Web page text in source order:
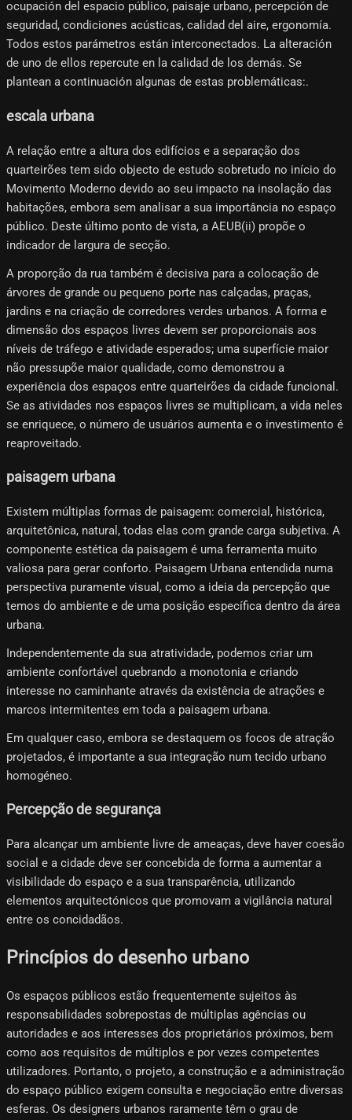
ocupación del espacio público, paisaje urbano, percepción de
seguridad, condiciones acústicas, calidad del aire, ergonomía.
Todos estos parámetros están interconectados. La alteración
de uno de ellos repercute en la calidad de los demás. Se
plantean a continuación algunas de estas problemáticas:.
escala urbana
A relação entre a altura dos edifícios e a separação dos
quarteirões tem sido objecto de estudo sobretudo no início do
Movimento Moderno devido ao seu impacto na insolação das
habitações, embora sem analisar a sua importância no espaço
público. Deste último ponto de vista, a AEUB(ii) propõe o
indicador de largura de secção.
A proporção da rua também é decisiva para a colocação de
árvores de grande ou pequeno porte nas calçadas, praças,
jardins e na criação de corredores verdes urbanos. A forma e
dimensão dos espaços livres devem ser proporcionais aos
níveis de tráfego e atividade esperados; uma superfície maior
não pressupõe maior qualidade, como demonstrou a
experiência dos espaços entre quarteirões da cidade funcional.
Se as atividades nos espaços livres se multiplicam, a vida neles
se enriquece, o número de usuários aumenta e o investimento é
reaproveitado.
paisagem urbana
Existem múltiplas formas de paisagem: comercial, histórica,
arquitetônica, natural, todas elas com grande carga subjetiva. A
componente estética da paisagem é uma ferramenta muito
valiosa para gerar conforto. Paisagem Urbana entendida numa
perspectiva puramente visual, como a ideia da percepção que
temos do ambiente e de uma posição específica dentro da área
urbana.
Independentemente da sua atratividade, podemos criar um
ambiente confortável quebrando a monotonia e criando
interesse no caminhante através da existência de atrações e
marcos intermitentes em toda a paisagem urbana.
Em qualquer caso, embora se destaquem os focos de atração
projetados, é importante a sua integração num tecido urbano
homogéneo.
Percepção de segurança
Para alcançar um ambiente livre de ameaças, deve haver coesão
social e a cidade deve ser concebida de forma a aumentar a
visibilidade do espaço e a sua transparência, utilizando
elementos arquitectónicos que promovam a vigilância natural
entre os concidadãos.
Princípios do desenho urbano
Os espaços públicos estão frequentemente sujeitos às
responsabilidades sobrepostas de múltiplas agências ou
autoridades e aos interesses dos proprietários próximos, bem
como aos requisitos de múltiplos e por vezes competentes
utilizadores. Portanto, o projeto, a construção e a administração
do espaço público exigem consulta e negociação entre diversas
esferas. Os designers urbanos raramente têm o grau de